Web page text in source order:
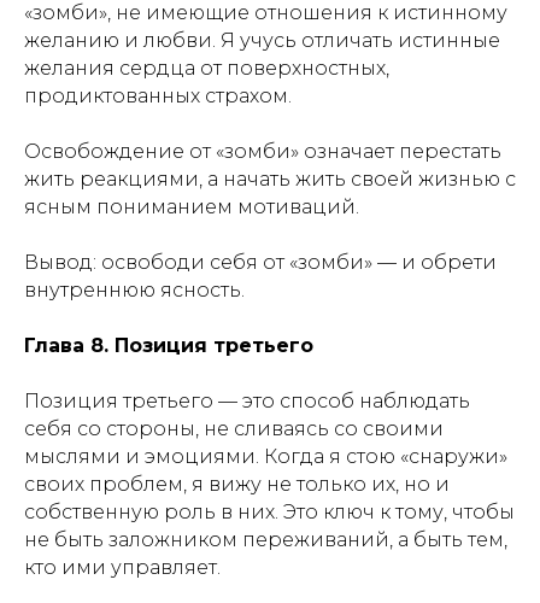
«зомби», не имеющие отношения к истинному
желанию и любви. Я учусь отличать истинные
желания сердца от поверхностных,
продиктованных страхом.
Освобождение от «зомби» означает перестать
жить реакциями, а начать жить своей жизнью с
ясным пониманием мотиваций.
Вывод: освободи себя от «зомби» — и обрети
внутреннюю ясность.
Глава 8. Позиция третьего
Позиция третьего — это способ наблюдать
себя со стороны, не сливаясь со своими
мыслями и эмоциями. Когда я стою «снаружи»
своих проблем, я вижу не только их, но и
собственную роль в них. Это ключ к тому, чтобы
не быть заложником переживаний, а быть тем,
кто ими управляет.